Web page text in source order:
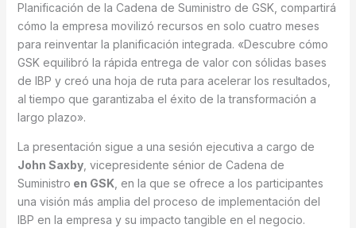
Planificación de la Cadena de Suministro de GSK, compartirá
cómo la empresa movilizó recursos en solo cuatro meses
para reinventar la planificación integrada. «Descubre cómo
GSK equilibró la rápida entrega de valor con sólidas bases
de IBP y creó una hoja de ruta para acelerar los resultados,
al tiempo que garantizaba el éxito de la transformación a
largo plazo».
La presentación sigue a una sesión ejecutiva a cargo de
John Saxby, vicepresidente sénior de Cadena de
Suministro en GSK, en la que se ofrece a los participantes
una visión más amplia del proceso de implementación del
IBP en la empresa y su impacto tangible en el negocio.